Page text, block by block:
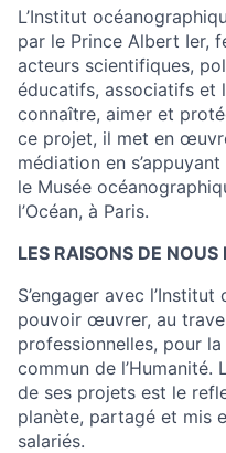
L’Institut
par le Prince Albert Ier,
acteurs scientifiques,
éducatifs, associatifs et
connaître, aimer et
ce projet, il met en
médiation en
le Musée
l’Océan, à Paris.
LES RAISONS DE NOUS
S’engager avec
pouvoir œuvrer, au
professionnelles, pour
commun de l’Humanité.
de ses projets est le
planète, partagé et mis
salariés.